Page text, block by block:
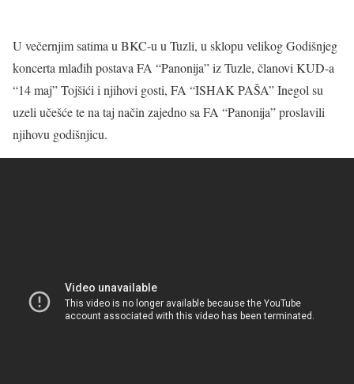
U večernjim satima u BKC-u u Tuzli, u sklopu velikog Godišnjeg
koncerta mlađih postava FA “Panonija” iz Tuzle, članovi KUD-a
“14 maj” Tojšići i njihovi gosti, FA “ISHAK PAŠA” Inegol su
uzeli učešće te na taj način zajedno sa FA “Panonija” proslavili
njihovu godišnjicu.